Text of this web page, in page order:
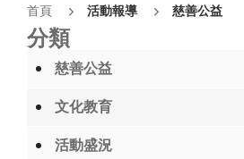
首頁 活動報導 慈善公益
分類
慈善公益
文化教育
活動盛況